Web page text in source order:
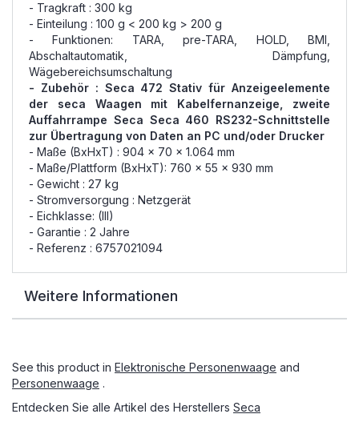
- Tragkraft : 300 kg
- Einteilung : 100 g < 200 kg > 200 g
- Funktionen: TARA, pre-TARA, HOLD, BMI,
Abschaltautomatik, Dämpfung,
Wägebereichsumschaltung
- Zubehör : Seca 472 Stativ für Anzeigeelemente
der seca Waagen mit Kabelfernanzeige , zweite
Auffahrrampe Seca Seca 460 RS232-Schnittstelle
zur Übertragung von Daten an PC und/oder Drucker
- Maße (BxHxT) : 904 x 70 x 1.064 mm
- Maße/Plattform (BxHxT): 760 x 55 x 930 mm
- Gewicht : 27 kg
- Stromversorgung : Netzgerät
- Eichklasse: (III)
- Garantie : 2 Jahre
- Referenz : 6757021094
Weitere Informationen
See this product in Elektronische Personenwaage and
Personenwaage .
Entdecken Sie alle Artikel des Herstellers Seca